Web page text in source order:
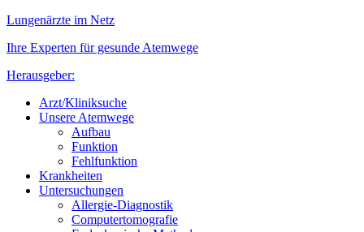
Lungenärzte im Netz
Ihre Experten für gesunde Atemwege
Herausgeber:
Arzt/Kliniksuche
Unsere Atemwege
Aufbau
Funktion
Fehlfunktion
Krankheiten
Untersuchungen
Allergie-Diagnostik
Computertomografie